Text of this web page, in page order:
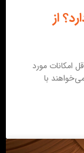
از
امکانات مورد
با